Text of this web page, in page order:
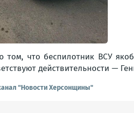
"Новости Херсонщины"